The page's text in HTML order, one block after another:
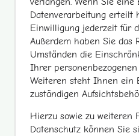
Datenverarbeitung erteilt
Einwilligung jederzeit für
Außerdem haben Sie das
Umständen die
Ihrer
Weiteren steht Ihnen ein
zuständigen
Hierzu sowie zu weiteren
Datenschutz können Sie